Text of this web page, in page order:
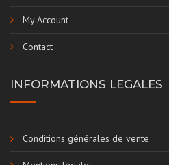
My Account
Contact
INFORMATIONS LEGALES
Conditions générales de vente